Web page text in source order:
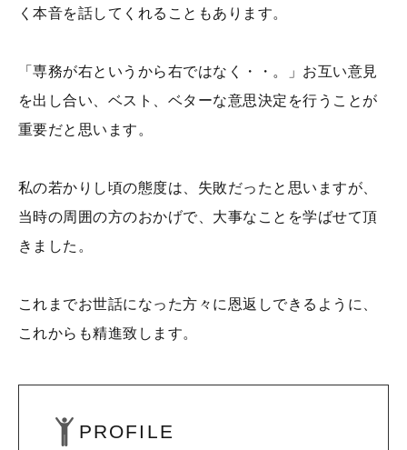
く本音を話してくれることもあります。
「専務が右というから右ではなく・・。」お互い意見
を出し合い、ベスト、ベターな意思決定を行うことが
重要だと思います。
私の若かりし頃の態度は、失敗だったと思いますが、
当時の周囲の方のおかげで、大事なことを学ばせて頂
きました。
これまでお世話になった方々に恩返しできるように、
これからも精進致します。
PROFILE